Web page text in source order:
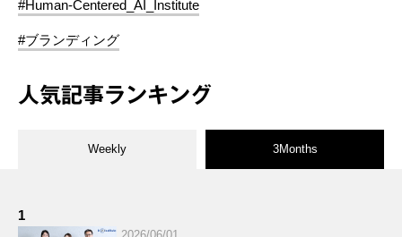
#Human-Centered_AI_Institute
#ブランディング
人気記事ランキング
Weekly 3Months
1
2026/06/01